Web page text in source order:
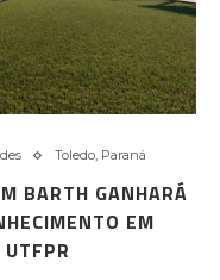
Toledo, Paraná
BARTH GANHARÁ
EM